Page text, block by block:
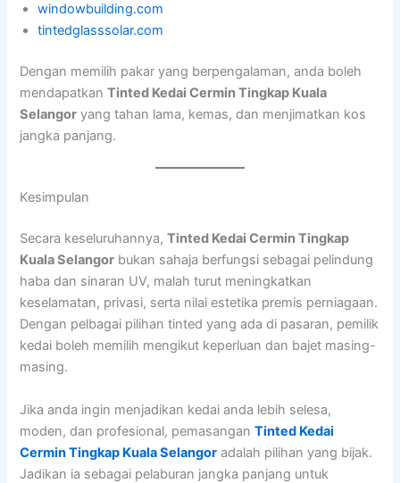
windowbuilding.com
tintedglasssolar.com
Dengan memilih pakar yang berpengalaman, anda boleh
mendapatkanTinted Kedai Cermin Tingkap Kuala
Selangor yang tahan lama, kemas, dan menjimatkan kos
jangka panjang.
Kesimpulan
Secara keseluruhannya,Tinted Kedai Cermin Tingkap
Kuala Selangor bukan sahaja berfungsi sebagai pelindung
haba dan sinaran UV, malah turut meningkatkan
keselamatan, privasi, serta nilai estetika premis perniagaan.
Dengan pelbagai pilihan tinted yang ada di pasaran, pemilik
kedai boleh memilih mengikut keperluan dan bajet masing-
masing.
Jika anda ingin menjadikan kedai anda lebih selesa,
moden, dan profesional, pemasanganTinted Kedai
Cermin Tingkap Kuala Selangor adalah pilihan yang bijak.
Jadikan ia sebagai pelaburan jangka panjang untuk